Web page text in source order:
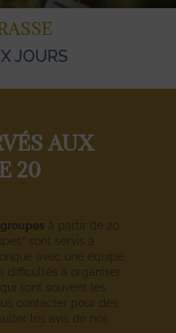
JOURS
AUX
20
à partir de 20
sont servis à
avec une équipe
difficultés à organiser
sont souvent les
contacter pour des
les avis de nos